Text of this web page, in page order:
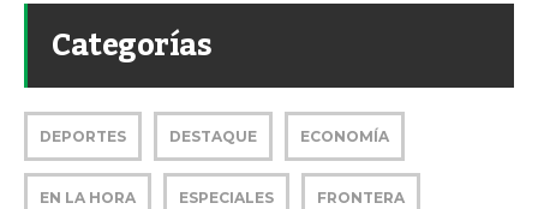
Categorías
DEPORTES DESTAQUE ECONOMÍA
EN LA HORA ESPECIALES FRONTERA